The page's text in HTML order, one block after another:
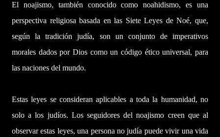
El noajismo, también conocido como noahidismo, es una
perspectiva religiosa basada en las Siete Leyes de Noé, que,
según la tradición judía, son un conjunto de imperativos
morales dados por Dios como un código ético universal, para
las naciones del mundo.
Estas leyes se consideran aplicables a toda la humanidad, no
solo a los judíos. Los seguidores del noajismo creen que al
observar estas leyes, una persona no judía puede vivir una vida